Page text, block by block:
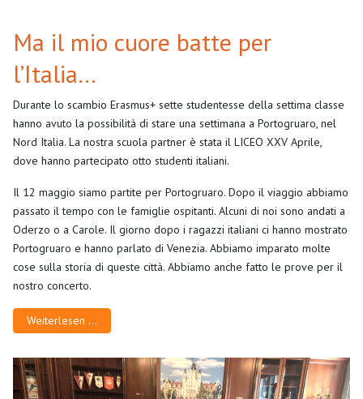
Ma il mio cuore batte per
l’Italia…
Durante lo scambio Erasmus+ sette studentesse della settima classe
hanno avuto la possibilità di stare una settimana a Portogruaro, nel
Nord Italia. La nostra scuola partner è stata il LICEO XXV Aprile,
dove hanno partecipato otto studenti italiani.
Il 12 maggio siamo partite per Portogruaro. Dopo il viaggio abbiamo
passato il tempo con le famiglie ospitanti. Alcuni di noi sono andati a
Oderzo o a Carole. Il giorno dopo i ragazzi italiani ci hanno mostrato
Portogruaro e hanno parlato di Venezia. Abbiamo imparato molte
cose sulla storia di queste città. Abbiamo anche fatto le prove per il
nostro concerto.
Weiterlesen …